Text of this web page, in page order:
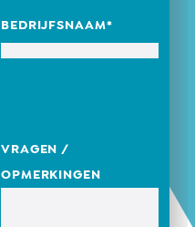
BEDRIJFSNAAM*
VRAGEN /
OPMERKINGEN